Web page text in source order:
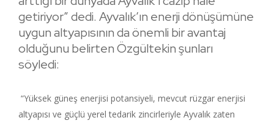
getiriyor” dedi. Ayvalık’ın enerji dönüşümüne
uygun altyapısının da önemli bir avantaj
olduğunu belirten Özgültekin şunları
söyledi:
“Yüksek güneş enerjisi potansiyeli, mevcut rüzgar enerjisi
altyapısı ve güçlü yerel tedarik zincirleriyle Ayvalık zaten